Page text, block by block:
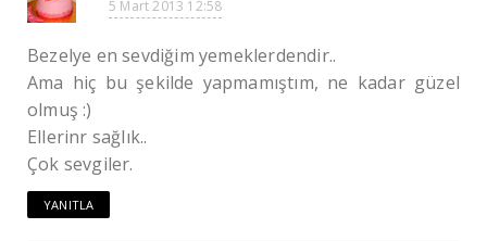
5 Mart 2013 12:58
Bezelye en sevdiğim yemeklerdendir..
Ama hiç bu şekilde yapmamıştım, ne kadar güzel
olmuş :)
Ellerinr sağlık..
Çok sevgiler.
YANITLA